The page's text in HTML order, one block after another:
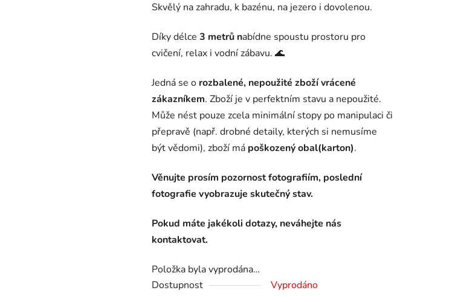
hvězdiček.
Skvělý na zahradu, k bazénu, na jezero i dovolenou.
Díky délce 3 metrů nabídne spoustu prostoru pro
cvičení, relax i vodní zábavu. 🌊
Jedná se o rozbalené, nepoužité zboží vrácené
zákazníkem. Zboží je v perfektním stavu a nepoužité.
Může nést pouze zcela minimální stopy po manipulaci či
přepravě (např. drobné detaily, kterých si nemusíme
být vědomi), zboží má poškozený obal(karton).
Věnujte prosím pozornost fotografiím, poslední
fotografie vyobrazuje skutečný stav.
Pokud máte jakékoli dotazy, neváhejte nás
kontaktovat.
Položka byla vyprodána…
Dostupnost
Vyprodáno